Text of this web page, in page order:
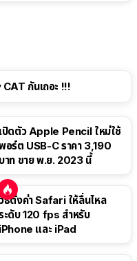
CAT กันเถอะ !!!
เปิดตัว Apple Pencil ใหม่ใช้
อร์ต USB-C ราคา 3,190
บาท ขาย พ.ย. 2023 นี้
ธีตั้งค่า Safari ให้ลื่นไหล
ะดับ 120 fps สำหรับ
iPhone และ iPad